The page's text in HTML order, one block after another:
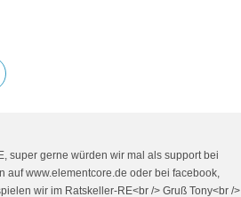
super gerne würden wir mal als support bei
auf www.elementcore.de oder bei facebook,
wir im Ratskeller-RE<br /> Gruß Tony<br />